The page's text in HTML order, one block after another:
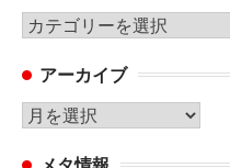
カ
ゴ
リ
ー
アーカイブ
ア